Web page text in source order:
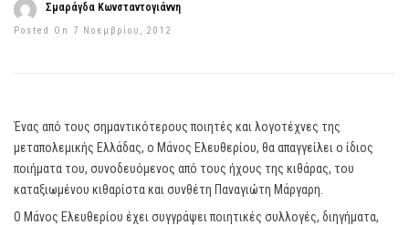
Σμαράγδα Κωνσταντογιάννη
Posted On 7 Νοεμβρίου, 2012
Ένας από τους σημαντικότερους ποιητές και λογοτέχνες της
μεταπολεμικής Ελλάδας, ο Μάνος Ελευθερίου, θα απαγγείλει ο ίδιος
ποιήματα του, συνοδευόμενος από τους ήχους της κιθάρας, του
καταξιωμένου κιθαρίστα και συνθέτη Παναγιώτη Μάργαρη.
Ο Μάνος Ελευθερίου έχει συγγράψει ποιητικές συλλογές, διηγήματα,